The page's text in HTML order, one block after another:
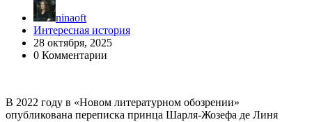
ninaoft
Интересная история
28 октября, 2025
0 Комментарии
В 2022 году в «Новом литературном обозрении»
опубликована переписка принца Шарля-Жозефа де Линя